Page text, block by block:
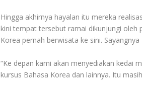
Hingga akhirnya hayalan itu mereka
kini tempat tersebut ramai dikunjungi oleh
Korea pernah berwisata ke sini.
“Ke depan kami akan menyediakan kedai
kursus Bahasa Korea dan lainnya. Itu